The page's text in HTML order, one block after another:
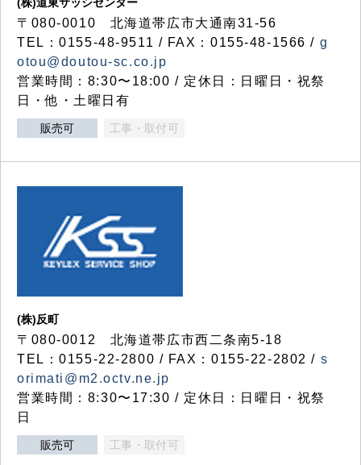
〒080-0010 北海道帯広市大通南31-56
TEL：0155-48-9511 / FAX：0155-48-1566 / g
otou@doutou-sc.co.jp
営業時間：8:30〜18:00 / 定休日：日曜日・祝祭
日・他・土曜日有
販売可 工事・取付可
(株)反町
〒080-0012 北海道帯広市西二条南5-18
TEL：0155-22-2800 / FAX：0155-22-2802 / s
orimati@m2.octv.ne.jp
営業時間：8:30〜17:30 / 定休日：日曜日・祝祭
日
販売可 工事・取付可